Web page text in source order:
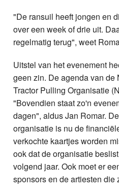
"De ransuil heeft jongen en
over een week of drie uit.
regelmatig terug", weet
Uitstel van het evenement
geen zin. De agenda van de
Tractor Pulling Organisatie
"Bovendien staat zo'n
dagen", aldus Jan Romar.
organisatie is nu de
verkochte kaartjes worden
ook dat de organisatie
volgend jaar. Ook moet er
sponsors en de artiesten die